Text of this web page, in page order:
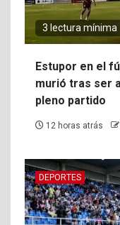
3 lectura mínima
Estupor en el
murió tras ser
pleno partido
12 horas atrás
DEPORTES